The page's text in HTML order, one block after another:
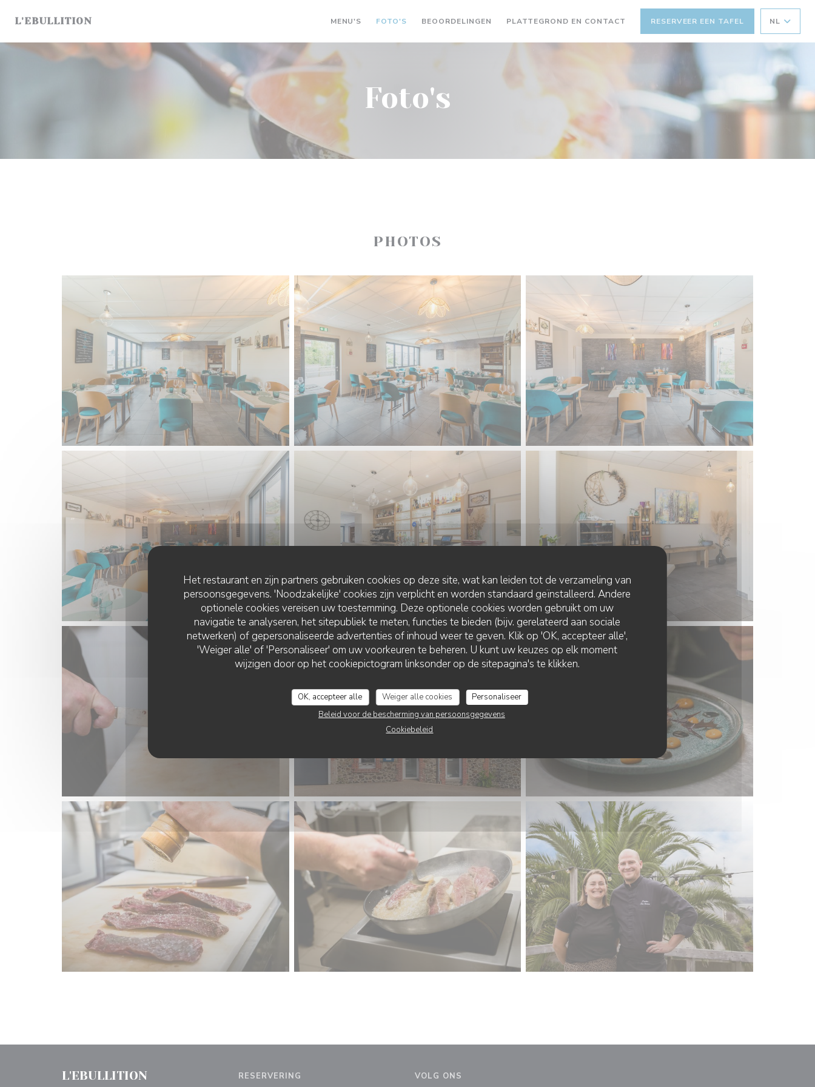
Het restaurant en zijn partners gebruiken cookies op deze site, wat kan leiden tot de verzameling van
persoonsgegevens. 'Noodzakelijke' cookies zijn verplicht en worden standaard geïnstalleerd. Andere
optionele cookies vereisen uw toestemming. Deze optionele cookies worden gebruikt om uw
navigatie te analyseren, het sitepubliek te meten, functies te bieden (bijv. gerelateerd aan sociale
netwerken) of gepersonaliseerde advertenties of inhoud weer te geven. Klik op 'OK, accepteer alle',
'Weiger alle' of 'Personaliseer' om uw voorkeuren te beheren. U kunt uw keuzes op elk moment
wijzigen door op het cookiepictogram linksonder op de sitepagina's te klikken.
OK, accepteer alle Weiger alle cookies
Personaliseer
Beleid voor de bescherming van persoonsgegevens
Cookiebeleid
L'EBULLITION MENU'S FOTO'S BEOORDELINGEN PLATTEGROND EN CONTACT RESERVEER EEN TAFEL NL
Foto's
PHOTOS
L'EBULLITION RESERVERING VOLG ONS
L'EBULLITION